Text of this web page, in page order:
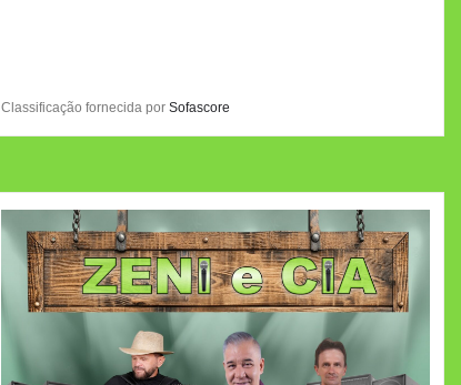
Classificação fornecida por Sofascore